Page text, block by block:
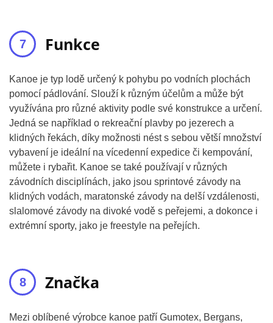
Funkce
Kanoe je typ lodě určený k pohybu po vodních plochách
pomocí pádlování. Slouží k různým účelům a může být
využívána pro různé aktivity podle své konstrukce a určení.
Jedná se například o rekreační plavby po jezerech a
klidných řekách, díky možnosti nést s sebou větší množství
vybavení je ideální na vícedenní expedice či kempování,
můžete i rybařit. Kanoe se také používají v různých
závodních disciplínách, jako jsou sprintové závody na
klidných vodách, maratonské závody na delší vzdálenosti,
slalomové závody na divoké vodě s peřejemi, a dokonce i
extrémní sporty, jako je freestyle na peřejích.
Značka
Mezi oblíbené výrobce kanoe patří Gumotex, Bergans,